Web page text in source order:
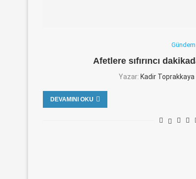
Gündem
Afetlere sıfırıncı
Yazar: Kadir Toprakkaya
DEVAMINI OKU